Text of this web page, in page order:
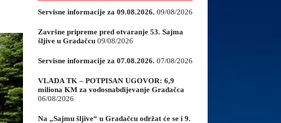
Servisne informacije za 09.08.2026. 09/08/2026
Završne pripreme pred otvaranje 53. Sajma
šljive u Gradačcu 09/08/2026
Servisne informacije za 07.08.2026. 07/08/2026
VLADA TK – POTPISAN UGOVOR: 6,9
miliona KM za vodosnabdijevanje Gradačca
06/08/2026
Na „Sajmu šljive“ u Gradačcu održat će se i 9.